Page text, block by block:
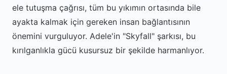
ele tutuşma çağrısı, tüm bu yıkımın ortasında bile
ayakta kalmak için gereken insan bağlantısının
önemini vurguluyor. Adele'in "Skyfall" şarkısı, bu
kırılganlıkla gücü kusursuz bir şekilde harmanlıyor.